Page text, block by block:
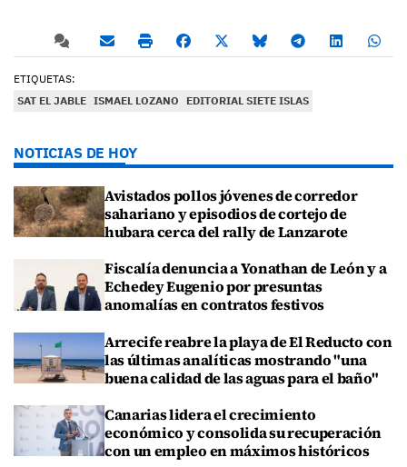
ETIQUETAS:
SAT EL JABLE ISMAEL LOZANO EDITORIAL SIETE ISLAS
NOTICIAS DE HOY
Avistados pollos jóvenes de corredor
sahariano y episodios de cortejo de
hubara cerca del rally de Lanzarote
Fiscalía denuncia a Yonathan de León y a
Echedey Eugenio por presuntas
anomalías en contratos festivos
Arrecife reabre la playa de El Reducto con
las últimas analíticas mostrando "una
buena calidad de las aguas para el baño"
Canarias lidera el crecimiento
económico y consolida su recuperación
con un empleo en máximos históricos